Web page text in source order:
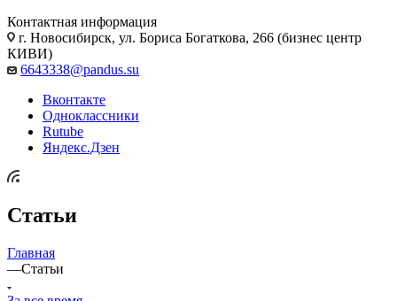
Контактная информация
г. Новосибирск, ул. Бориса Богаткова, 266 (бизнес центр
КИВИ)
6643338@pandus.su
Вконтакте
Одноклассники
Rutube
Яндекс.Дзен
Статьи
Главная
—Статьи